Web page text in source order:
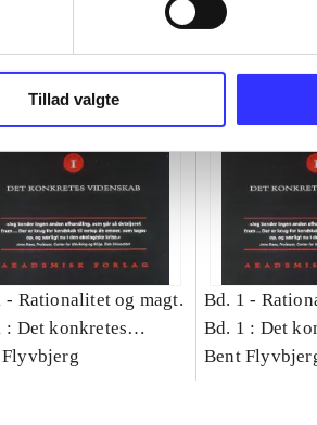
Tillad valgte
- Rationalitet og magt.
: Det konkretes
Bd. 1 -
Bd. 1 : Det
videnskab
Bent